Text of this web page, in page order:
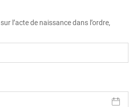
l’acte de naissance dans l’ordre,